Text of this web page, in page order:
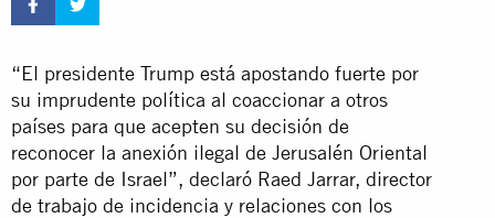
“El presidente Trump está apostando fuerte por
su imprudente política al coaccionar a otros
países para que acepten su decisión de
reconocer la anexión ilegal de Jerusalén Oriental
por parte de Israel”, declaró Raed Jarrar, director
de trabajo de incidencia y relaciones con los